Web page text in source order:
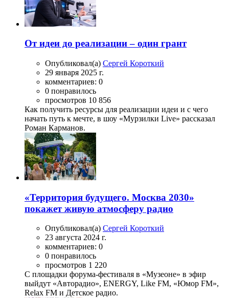
От идеи до реализации – один грант
Опубликовал(а) Сергей Короткий
29 января 2025 г.
комментариев: 0
0 понравилось
просмотров 10 856
Как получить ресурсы для реализации идеи и с чего
начать путь к мечте, в шоу «Мурзилки Live» рассказал
Роман Карманов.
«Территория будущего. Москва 2030»
покажет живую атмосферу радио
Опубликовал(а) Сергей Короткий
23 августа 2024 г.
комментариев: 0
0 понравилось
просмотров 1 220
С площадки форума-фестиваля в «Музеоне» в эфир
выйдут «Авторадио», ENERGY, Like FM, «Юмор FM»,
Relax FM и Детское радио.